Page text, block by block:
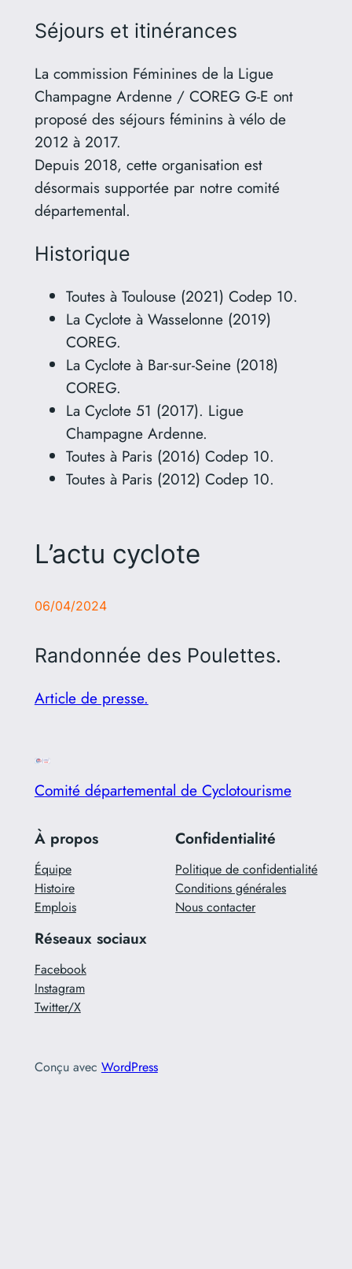
Séjours et itinérances
La commission Féminines de la Ligue
Champagne Ardenne / COREG G-E ont
proposé des séjours féminins à vélo de
2012 à 2017.
Depuis 2018, cette organisation est
désormais supportée par notre comité
départemental.
Historique
Toutes à Toulouse (2021) Codep 10.
La Cyclote à Wasselonne (2019)
COREG.
La Cyclote à Bar-sur-Seine (2018)
COREG.
La Cyclote 51 (2017). Ligue
Champagne Ardenne.
Toutes à Paris (2016) Codep 10.
Toutes à Paris (2012) Codep 10.
L’actu cyclote
06/04/2024
Randonnée des Poulettes.
Article de presse.
Comité départemental de Cyclotourisme
À propos
Équipe
Histoire
Emplois
Confidentialité
Politique de confidentialité
Conditions générales
Nous contacter
Réseaux sociaux
Facebook
Instagram
Twitter/X
Conçu avec WordPress